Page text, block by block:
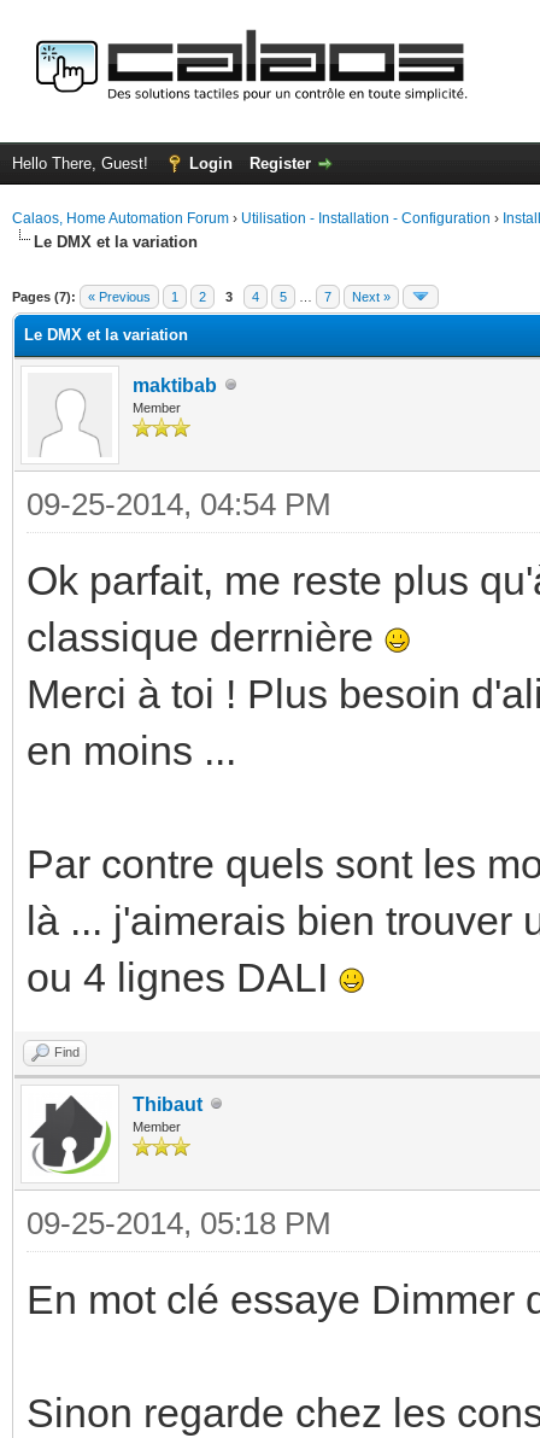
Hello There, Guest! Login Register
Calaos, Home Automation Forum › Utilisation - Installation - Configuration ›
Le DMX et la variation
Pages (7): « Previous 1 2 3 4 5 7 Next »
Le DMX et la variation
maktibab
Member
09-25-2014, 04:54 PM
Ok parfait, me reste plus
classique derrnière
Merci à toi ! Plus besoin
en moins ...
Par contre quels sont les
là ... j'aimerais bien trouver
ou 4 lignes DALI
Find
Thibaut
Member
09-25-2014, 05:18 PM
En mot clé essaye Dimmer
Sinon regarde chez les